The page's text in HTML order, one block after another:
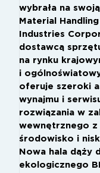
wybrała na
Material
Industries
dostawcą
na rynku
i
oferuje szeroki
wynajmu i
rozwiązania w
wewnętrznego z
środowisko i
Nowa hala dąży
ekologicznego